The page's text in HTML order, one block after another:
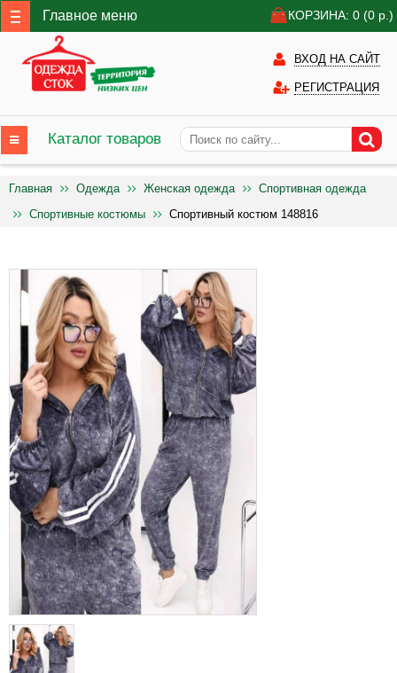
Главное меню КОРЗИНА: 0 (0 р.)
ВХОД НА САЙТ
РЕГИСТРАЦИЯ
Каталог товаров
Главная Одежда Женская одежда
Спортивная одежда
Спортивные костюмы
Спортивный костюм 148816